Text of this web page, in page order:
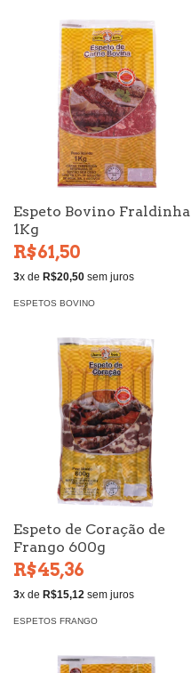
Espeto Bovino Fraldinha
1Kg
R$61,50
3x de R$20,50 sem juros
ESPETOS BOVINO
Espeto de Coração de
Frango 600g
R$45,36
3x de R$15,12 sem juros
ESPETOS FRANGO